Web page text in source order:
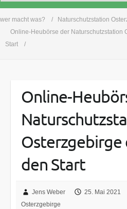
n
wer macht was?
Naturschutzstation
Online-Heubörse der Naturschutzstation
Start
Online-
Osterzgebirge
den Start
Jens Weber 25. Mai 2021
Osterzgebirge